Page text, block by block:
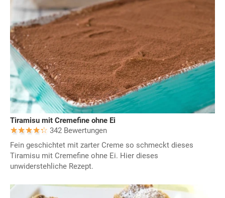
Tiramisu mit Cremefine ohne Ei
342 Bewertungen
Fein geschichtet mit zarter Creme so schmeckt dieses
Tiramisu mit Cremefine ohne Ei. Hier dieses
unwiderstehliche Rezept.